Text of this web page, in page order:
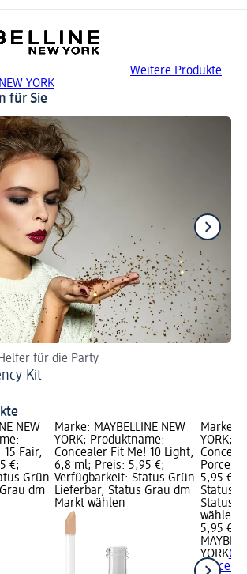
Weitere Produkte
YORK
für Sie
für die Party
Kit
NEW
Fair,
€;
Grün
dm
Marke: MAYBELLINE NEW
YORK; Produktname:
Concealer Fit Me! 10 Light,
6,8 ml; Preis: 5,95 €;
Verfügbarkeit: Status Grün
Lieferbar, Status Grau dm
Markt wählen
Marke:
YORK;
5,95 €;
Status
Status
wählen
5,95 €
YORK